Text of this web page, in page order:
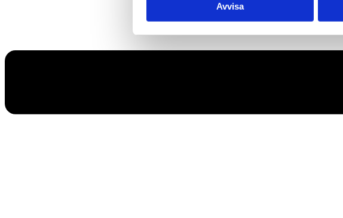
Avvisa